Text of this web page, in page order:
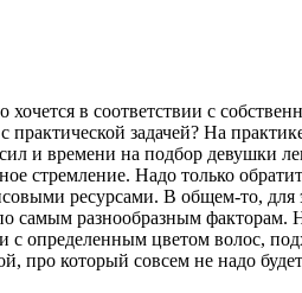
в соответствии с
задачей? На
и времени на подбор девушки
стремление. Надо только
ресурсами. В общем-то, для
разнообразным факторам.
с определенным цветом волос,
который совсем не надо будет